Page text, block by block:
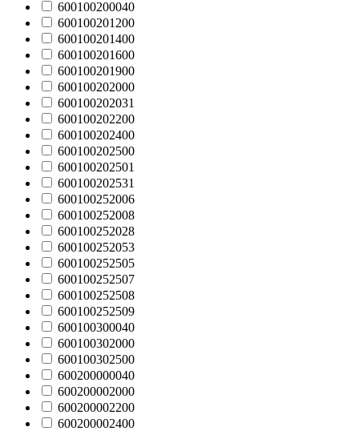
600100200040
600100201200
600100201400
600100201600
600100201900
600100202000
600100202031
600100202200
600100202400
600100202500
600100202501
600100202531
600100252006
600100252008
600100252028
600100252053
600100252505
600100252507
600100252508
600100252509
600100300040
600100302000
600100302500
600200000040
600200002000
600200002200
600200002400